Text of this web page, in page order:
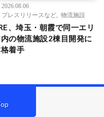
2026.08.06
プレスリリースなど
物流施設
、埼玉・朝霞で同一エリ
の物流施設2棟目開発に
着手